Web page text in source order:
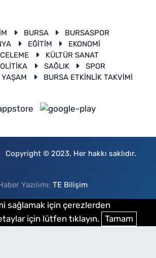
BURSA
BURSASPOR
EĞİTİM
EKONOMİ
KÜLTÜR SANAT
SAĞLIK
SPOR
YAŞAM
BURSA ETKİNLİK TAKVİMİ
Copyright © 2023. Her hakkı saklıdır.
Yazılımı: TE Bilişim
sağlamak için çerezlerden
için lütfen tıklayın. Tamam